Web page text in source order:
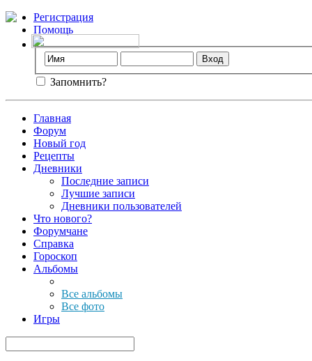
Регистрация
Помощь
Запомнить?
Главная
Форум
Новый год
Рецепты
Дневники
Последние записи
Лучшие записи
Дневники пользователей
Что нового?
Форумчане
Справка
Гороскоп
Альбомы
Все альбомы
Все фото
Игры